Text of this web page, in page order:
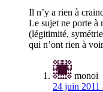
Il n’y a rien à
Le sujet ne porte à
(légitimité,
qui n’ont rien à
monoi
24 juin 2011